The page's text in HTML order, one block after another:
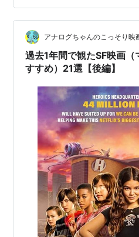
かに行ってしまうのである。
を把握しているはずなのに、
容のメールに突き動かされる
り着いたとき、マークは何故
アナログちゃんのこっそり映
過去1年間で観たSF映画
すすめ）21選【後編】